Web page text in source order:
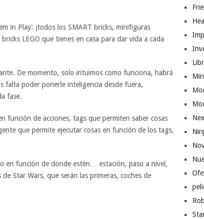
in Play: ¡todos los SMART bricks, minifiguras
LEGO que tienes en casa para dar vida a cada
De momento, solo intuimos como funciona, habrá
falta poder ponerle inteligencia desde fuera,
fase.
función de acciones, tags que permiten saber cosas
que permite ejecutar cosas en función de los tags,
en función de donde estén… estación, paso a nivel,
Star Wars, que serán las primeras, coches de